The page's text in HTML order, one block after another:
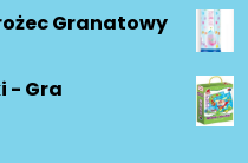
Granatowy
- Gra